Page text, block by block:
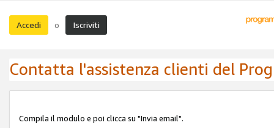
Accedi o Iscriviti
Contatta l'assistenza clienti del
Compila il modulo e poi clicca su "Invia email".